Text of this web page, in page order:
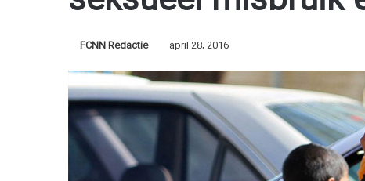
FCNN Redactie april 28, 2016